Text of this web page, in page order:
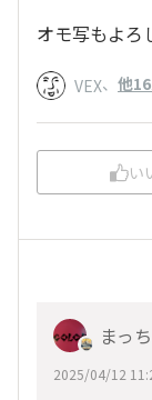
オモ写もよろ
VEX、 他
い
まっ
2025/04/12